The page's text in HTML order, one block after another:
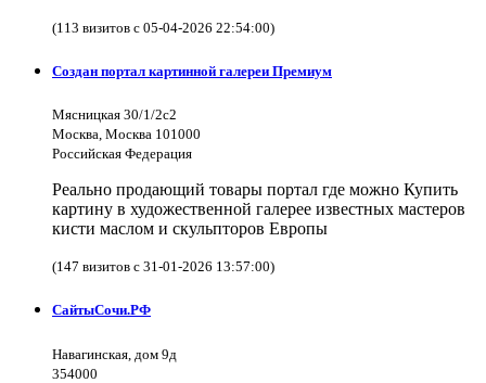
(113 визитов с 05-04-2026 22:54:00)
Создан портал картинной галереи Премиум
Мясницкая 30/1/2с2
Москва, Москва 101000
Российская Федерация
Реально продающий товары портал где можно Купить
картину в художественной галерее известных мастеров
кисти маслом и скульпторов Европы
(147 визитов с 31-01-2026 13:57:00)
СайтыСочи.РФ
Навагинская, дом 9д
354000